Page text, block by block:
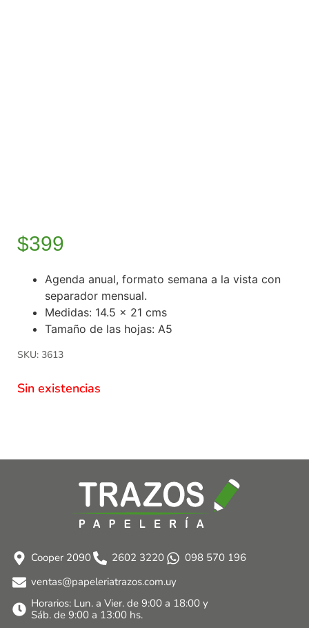
$399
Agenda anual, formato semana a la vista con
separador mensual.
Medidas: 14.5 x 21 cms
Tamaño de las hojas: A5
SKU: 3613
Sin existencias
Cooper 2090 2602 3220
098 570 196
ventas@papeleriatrazos.com.uy
Horarios: Lun. a Vier. de 9:00 a 18:00 y
Sáb. de 9:00 a 13:00 hs.